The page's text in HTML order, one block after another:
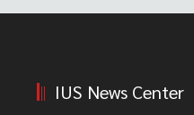
IUS News Center